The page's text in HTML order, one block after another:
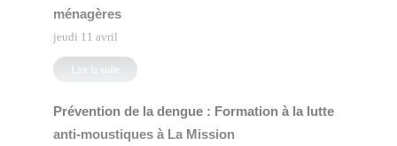
ménagères
jeudi 11 avril
Lire la suite
Prévention de la dengue : Formation à la lutte
anti-moustiques à La Mission